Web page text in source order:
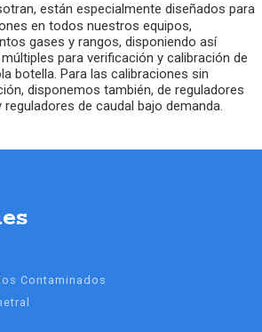
están especialmente diseñados para
en todos nuestros equipos,
gases y rangos, disponiendo así
para verificación y calibración de
botella. Para las calibraciones sin
disponemos también, de reguladores
de caudal bajo demanda.
Contaminados